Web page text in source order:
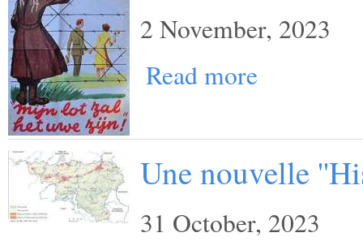
2 November, 2023
Read more
Une nouvelle
31 October, 2023